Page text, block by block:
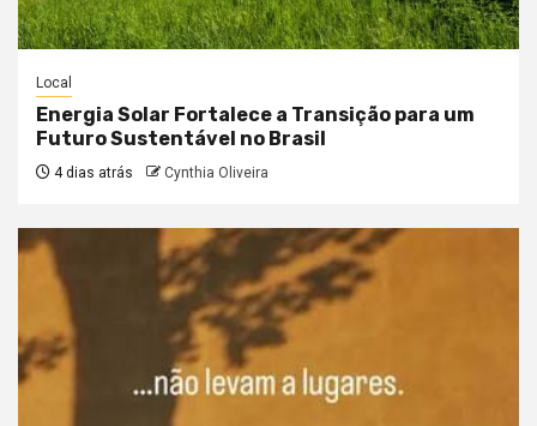
Local
Energia Solar Fortalece a Transição para um
Futuro Sustentável no Brasil
4 dias atrás Cynthia Oliveira